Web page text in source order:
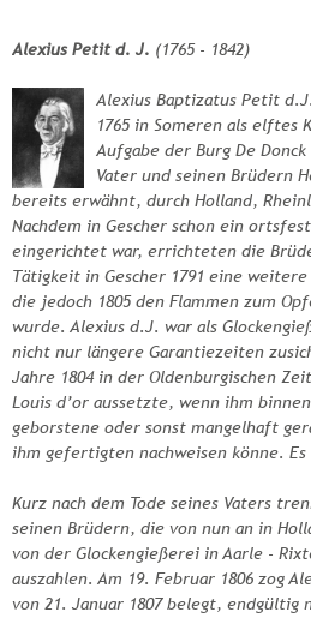
Alexius Petit d. J. (1765 - 1842)
Alexius Baptizatus Petit
1765 in Someren als elftes
Aufgabe der Burg De
Vater und seinen Brüdern
bereits erwähnt, durch Holland,
Nachdem in Gescher schon ein
eingerichtet war, errichteten die
Tätigkeit in Gescher 1791 eine
die jedoch 1805 den Flammen zum
wurde. Alexius d.J. war als
nicht nur längere Garantiezeiten
Jahre 1804 in der Oldenburgischen
Louis d’or aussetzte, wenn ihm
geborstene oder sonst mangelhaft
ihm gefertigten nachweisen könne.
Kurz nach dem Tode seines Vaters
seinen Brüdern, die von nun an in
von der Glockengießerei in Aarle -
auszahlen. Am 19. Februar 1806 zog
von 21. Januar 1807 belegt, endgültig